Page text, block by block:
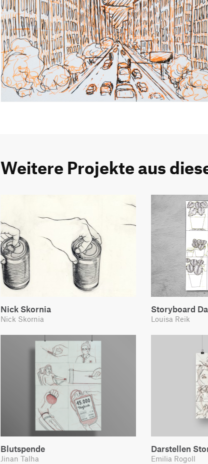
Weitere Projekte aus
Nick Skornia
Nick Skornia
Storyboard
Louisa Reik
Blutspende
Jinan Talha
Darstellen
Emilia Rogoll